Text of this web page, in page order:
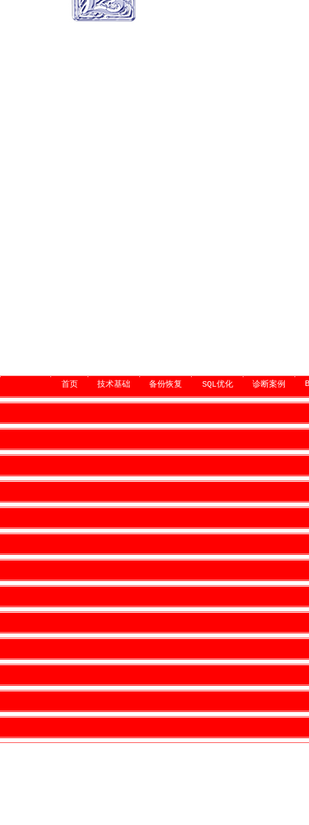
首页 技术基础 备份恢复 SQL优化 诊断案例